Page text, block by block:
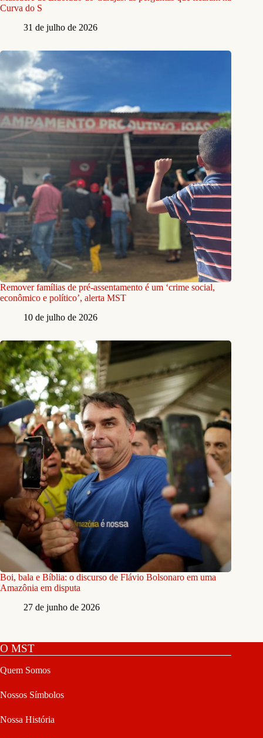
Curva do S
31 de julho de 2026
Remover famílias de pré-assentamento é um ‘crime social,
econômico e político’, alerta MST
10 de julho de 2026
Boi, bala e Bíblia: o discurso de Flávio Bolsonaro em uma
Amazônia em disputa
27 de junho de 2026
O MST
Quem Somos
Nossos Símbolos
Nossa História